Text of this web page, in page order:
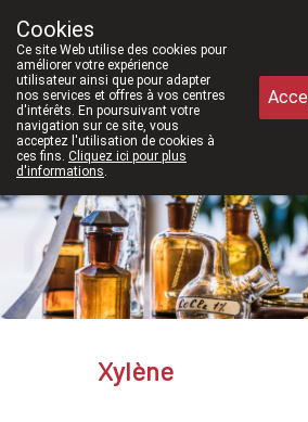
Aujourd'hui A présent
Xylène
Cookies
Ce site Web utilise des cookies pour
améliorer votre expérience
utilisateur ainsi que pour adapter
nos services et offres à vos centres
d'intérêts. En poursuivant votre
navigation sur ce site, vous
acceptez l'utilisation de cookies à
ces fins. Cliquez ici pour plus
d'informations.